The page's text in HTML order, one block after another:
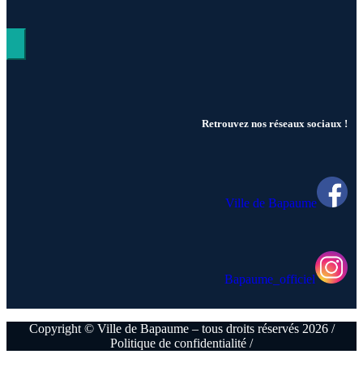
Retrouvez nos réseaux sociaux !
Ville de Bapaume
Bapaume_officiel
Copyright © Ville de Bapaume – tous droits réservés 2026 /
Politique de confidentialité /